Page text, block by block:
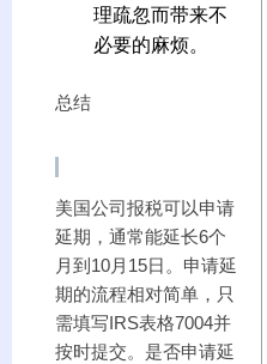
理疏忽而带来不
必要的麻烦。
总结
美国公司报税可以申请
延期，通常能延长6个
月到10月15日。申请延
期的流程相对简单，只
需填写IRS表格7004并
按时提交。是否申请延